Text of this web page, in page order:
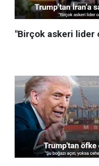
"Birçok askeri lider